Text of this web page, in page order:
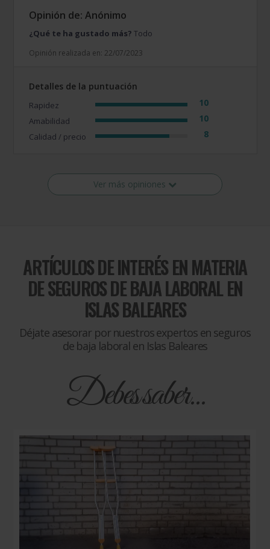
Opinión de: Anónimo
¿Qué te ha gustado más? Todo
Opinión realizada en: 22/07/2023
Detalles de la puntuación
Rapidez 10
Amabilidad 10
Calidad / precio 8
Ver más opiniones
ARTÍCULOS DE INTERÉS EN MATERIA
DESEGUROS DE BAJA LABORAL EN
ISLAS BALEARES
Déjate asesorar por nuestros expertos en seguros
de baja laboral en Islas Baleares
Debes saber...